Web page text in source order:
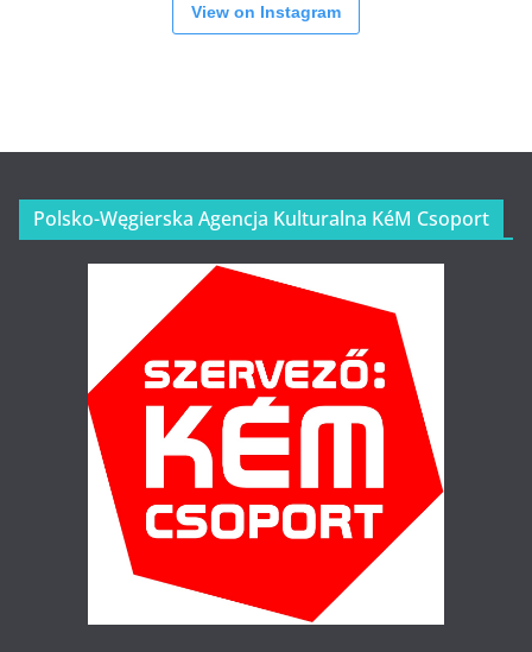
View on Instagram
Polsko-Węgierska Agencja Kulturalna KéM Csoport